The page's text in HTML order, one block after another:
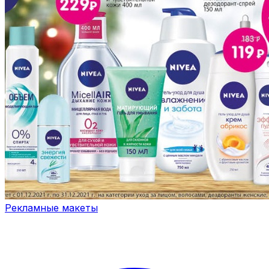
Рекламные макеты